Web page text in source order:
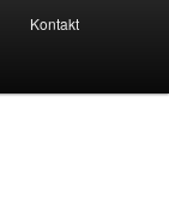
Kontakt